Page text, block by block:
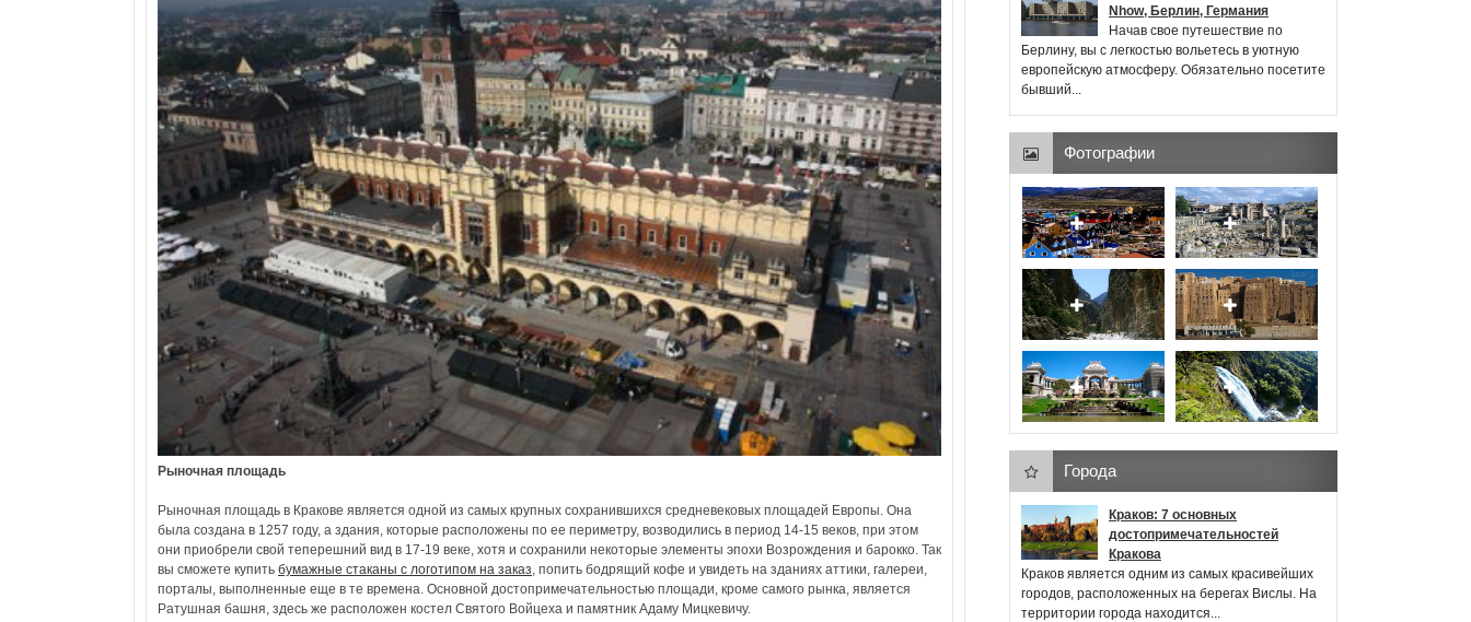
Рыночная площадь
Рыночная площадь в Кракове является одной из самых крупных сохранившихся средневековых площадей Европы. Она
была создана в 1257 году, а здания, которые расположены по ее периметру, возводились в период 14-15 веков, при этом
они приобрели свой теперешний вид в 17-19 веке, хотя и сохранили некоторые элементы эпохи Возрождения и барокко. Так
вы сможете купить бумажные стаканы с логотипом на заказ , попить бодрящий кофе и увидеть на зданиях аттики, галереи,
порталы, выполненные еще в те времена. Основной достопримечательностью площади, кроме самого рынка, является
Ратушная башня, здесь же расположен костел Святого Войцеха и памятник Адаму Мицкевичу.
Nhow, Берлин, Германия
Начав свое путешествие по
Берлину, вы с легкостью вольетесь в уютную
европейскую атмосферу. Обязательно посетите
бывший...
Фотографии
Города
Краков: 7 основных
достопримечательностей
Кракова
Краков является одним из самых красивейших
городов, расположенных на берегах Вислы. На
территории города находится...